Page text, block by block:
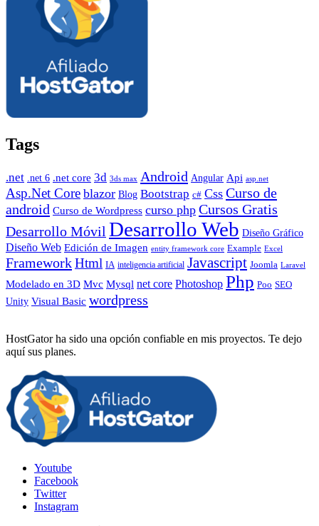
Tags
.net .net 6 .net core 3d 3ds max Android Angular Api asp.net
Asp.Net Core blazor Blog Bootstrap c# Css Curso de
android Curso de Wordpress curso php Cursos Gratis
Desarrollo Móvil Desarrollo Web Diseño Gráfico
Diseño Web Edición de Imagen entity framework core Example Excel
FrameworkHtml IA inteligencia artificial Javascript Joomla Laravel
Modelado en 3D Mvc Mysql net core Photoshop Php Poo SEO
Unity Visual Basic wordpress
HostGator ha sido una opción confiable en mis proyectos. Te dejo
aquí sus planes.
Youtube
Facebook
Twitter
Instagram